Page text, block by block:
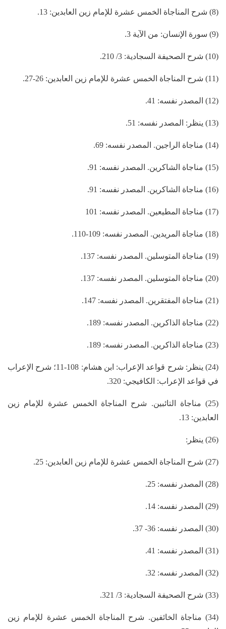
(8) شرح المناجاة الخمس عشرة للإمام زين العابدين: 13.
(9) سورة الإنسان: من الآية 3.
(10) شرح الصحيفة السجادية: 3/ 210.
(11) شرح المناجاة الخمس عشرة للإمام زين العابدين: 26-27.
(12) المصدر نفسه: 41.
(13) ينظر: المصدر نفسه: 51.
(14) مناجاة الراجين. المصدر نفسه: 69.
(15) مناجاة الشاكرين. المصدر نفسه: 91.
(16) مناجاة الشاكرين. المصدر نفسه: 91.
(17) مناجاة المطيعين. المصدر نفسه: 101
(18) مناجاة المريدين. المصدر نفسه: 109-110.
(19) مناجاة المتوسلين. المصدر نفسه: 137.
(20) مناجاة المتوسلين. المصدر نفسه: 137.
(21) مناجاة المفتقرين. المصدر نفسه: 147.
(22) مناجاة الذاكرين. المصدر نفسه: 189.
(23) مناجاة الذاكرين. المصدر نفسه: 189.
(24) ينظر: شرح قواعد الإعراب: ابن هشام: 108-11؛ شرح الإعراب
في قواعد الإعراب: الكافيجي: 320.
(25) مناجاة التائبين. شرح المناجاة الخمس عشرة للإمام زين
العابدين: 13.
(26) ينظر:
(27) شرح المناجاة الخمس عشرة للإمام زين العابدين: 25.
(28) المصدر نفسه: 25.
(29) المصدر نفسه: 14.
(30) المصدر نفسه: 36- 37.
(31) المصدر نفسه: 41.
(32) المصدر نفسه: 32.
(33) شرح الصحيفة السجادية: 3/ 321.
(34) مناجاة الخائفين. شرح المناجاة الخمس عشرة للإمام زين